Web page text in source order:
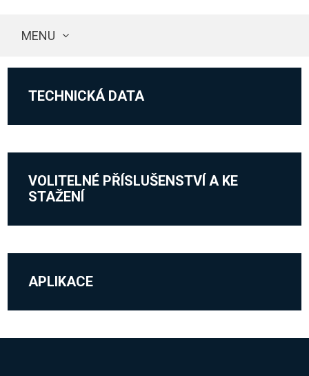
MENU
TECHNICKÁ DATA
VOLITELNÉ PŘÍSLUŠENSTVÍ A KE
STAŽENÍ
APLIKACE